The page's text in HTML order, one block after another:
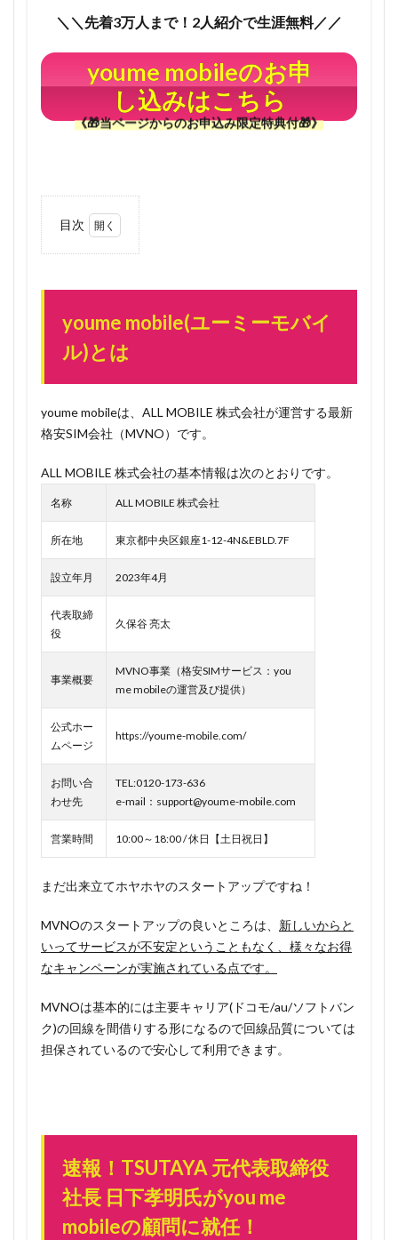
＼＼先着3万人まで！2人紹介で生涯無料／／
youme mobileのお申
し込みはこちら
目次
0.1
バイル)と
は
0.2
速
元代表取
日下孝明
mobileの
任！
https://prtimes.jp/main/html/rd/p/000000003.000125931.html）
1.1
youme
のメリ
ットは
紹介で
金が無
料に！
ドコモ
回線だ
から安
心！
2人紹介
で生涯
無料は3
定キャ
ンペー
ンなの
とりあ
人の枠
に入っ
ていれ
ば紹介
youme mobile(ユーミーモバイ
ル)とは
youme mobileは、ALL MOBILE 株式会社が運営する最新
格安SIM会社（MVNO）です。
ALL MOBILE 株式会社の基本情報は次のとおりです。
名称 ALL MOBILE 株式会社
所在地 東京都中央区銀座1-12-4N&EBLD.7F
設立年月 2023年4月
代表取締
役
久保谷 亮太
事業概要
MVNO事業（格安SIMサービス：you
me mobileの運営及び提供）
公式ホー
ムページ
https://youme-mobile.com/
お問い合
わせ先
TEL:0120-173-636
e-mail：support@youme-mobile.com
営業時間 10:00～18:00 / 休日【土日祝日】
まだ出来立てホヤホヤのスタートアップですね！
MVNOのスタートアップの良いところは、 新しいからと
いってサービスが不安定ということもなく、様々なお得
なキャンペーンが実施されている点です。
MVNOは基本的には主要キャリア(ドコモ/au/ソフトバン
ク)の回線を間借りする形になるので回線品質については
担保されているので安心して利用できます。
速報！TSUTAYA 元代表取締役
社長 日下孝明氏がyou me
mobileの顧問に就任！